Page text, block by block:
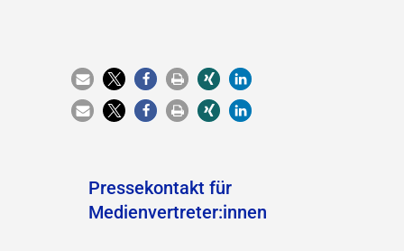
Pressekontakt für
Medienvertreter:innen